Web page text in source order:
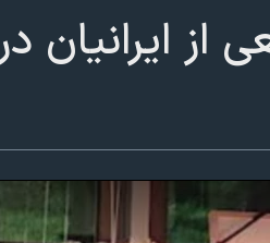
ایرانیان